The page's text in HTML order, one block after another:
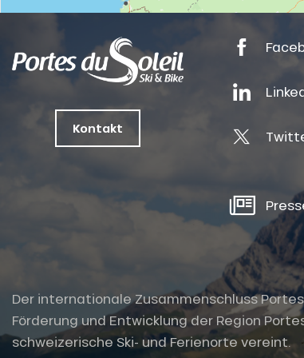
Kontakt
Der internationale Zusammenschluss
Förderung und Entwicklung der Region
schweizerische Ski- und Ferienorte vereint.